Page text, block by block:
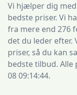
Vi hjælper dig
bedste priser. Vi
fra mere end 276
det du leder efter.
priser, så du kan
bedste tilbud. Alle
08 09:14:44.